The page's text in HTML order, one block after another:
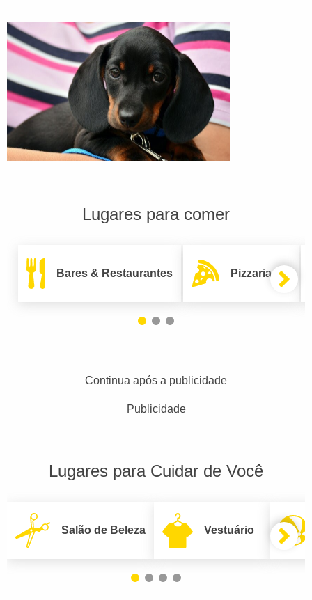
Lugares para comer
Bares & Restaurantes Pizzarias
Continua após a publicidade
Publicidade
Lugares para Cuidar de Você
Salão de Beleza Vestuário